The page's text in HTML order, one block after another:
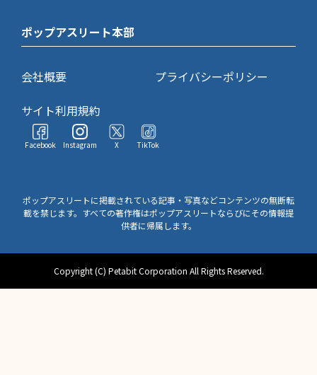
ポップアスリート本部
会社概要
プライバシーポリシー
サイト利用規約
Facebook Instagram X TikTok
ポップアスリートに掲載されている記事・写真などコンテンツの無断転
載を禁じます。すべての著作権はポップアスリートならびにその情報提
供者に帰属します。
Copyright (C) Petabit Corporation All Rights Reserved.